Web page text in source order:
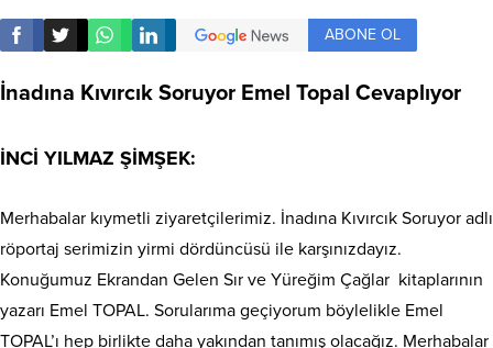
ABONE OL
İnadına Kıvırcık Soruyor Emel Topal Cevaplıyor
İNCİ YILMAZ ŞİMŞEK:
Merhabalar kıymetli ziyaretçilerimiz. İnadına Kıvırcık Soruyor adlı
röportaj serimizin yirmi dördüncüsü ile karşınızdayız.
Konuğumuz Ekrandan Gelen Sır ve Yüreğim Çağlar kitaplarının
yazarı Emel TOPAL. Sorularıma geçiyorum böylelikle Emel
TOPAL’ı hep birlikte daha yakından tanımış olacağız. Merhabalar